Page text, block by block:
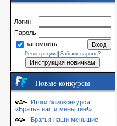
Логин:
Пароль:
запомнить
Регистрация Забыли пароль?
Новые конкурсы
Итоги блицконкурса
«Братья наши меньшие!»
Братья наши меньшие!